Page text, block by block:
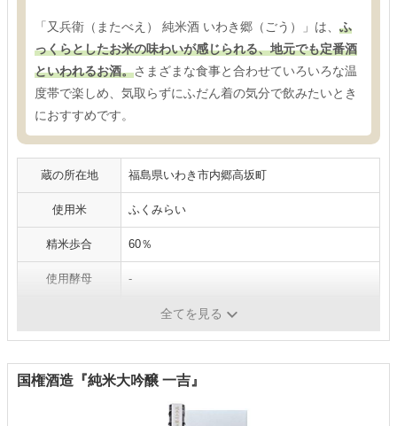
「又兵衛（またべえ） 純米酒 いわき郷（ごう）」は、 ふ
っくらとしたお米の味わいが感じられる、地元でも定番酒
といわれるお酒。さまざまな食事と合わせていろいろな温
度帯で楽しめ、気取らずにふだん着の気分で飲みたいとき
におすすめです。
蔵の所在地 福島県いわき市内郷高坂町
使用米 ふくみらい
精米歩合 60％
使用酵母 -
全てを見る
国権酒造『純米大吟醸 一吉』